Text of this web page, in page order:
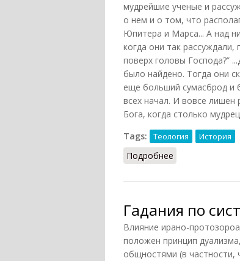
мудрейшие ученые и
о нем и о том, что
Юпитера и Марса... А над
когда они так
поверх головы Господа?”
было найдено. Тогда они
еще больший сумасброд и
всех начал. И вовсе лишен
Бога, когда столько
Tags:
Теология История
Подробнее
Гадания по
Влияние ирано-
положен принцип
общностями (в частности,